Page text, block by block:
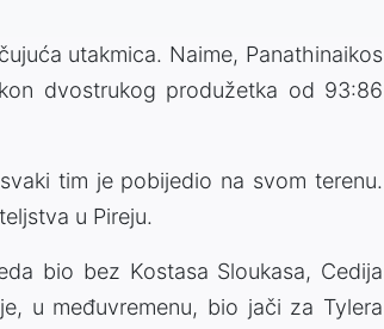
utakmica. Naime, Panathinaikos
dvostrukog produžetka od 93:86
tim je pobijedio na svom terenu.
u Pireju.
bio bez Kostasa Sloukasa, Cedija
u međuvremenu, bio jači za Tylera